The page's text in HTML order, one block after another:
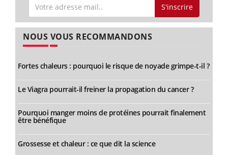
S'inscrire
NOUS VOUS RECOMMANDONS
Fortes chaleurs : pourquoi le risque de noyade grimpe-t-il ?
Le Viagra pourrait-il freiner la propagation du cancer ?
Pourquoi manger moins de protéines pourrait finalement
être bénéfique
Grossesse et chaleur : ce que dit la science